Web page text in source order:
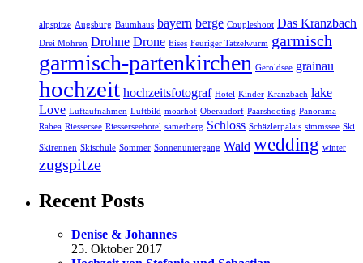
alpspitze Augsburg Baumhaus bayern berge Coupleshoot Das Kranzbach
Drei Mohren Drohne Drone Eises Feuriger Tatzelwurm garmisch
garmisch-partenkirchen Geroldsee grainau
hochzeit hochzeitsfotograf Hotel Kinder Kranzbach lake
Love Luftaufnahmen Luftbild moarhof Oberaudorf Paarshooting Panorama
Rabea Riessersee Riesserseehotel samerberg Schloss Schäzlerpalais simmssee Ski
Skirennen Skischule Sommer Sonnenuntergang Wald wedding winter
zugspitze
Recent Posts
Denise & Johannes
25. Oktober 2017